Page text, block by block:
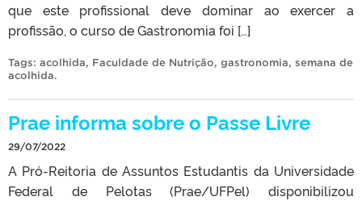
que este profissional deve dominar ao exercer a
profissão, o curso de Gastronomia foi […]
Tags: acolhida, Faculdade de Nutrição, gastronomia, semana de
acolhida.
Prae informa sobre o Passe Livre
29/07/2022
A Pró-Reitoria de Assuntos Estudantis da Universidade
Federal de Pelotas (Prae/UFPel) disponibilizou